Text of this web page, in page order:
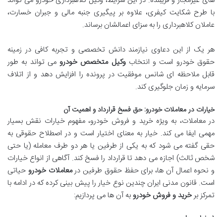
با طرح شکایت کیفری، علاوه بر پیگیری جنبه مالی و جبران خسارت،
عاملان کلاهبرداری را به سزای اعمالشان برساند.
هر یک از این دعاوی نیازمند دانش تخصصی و تجربه کافی در زمینه
حقوق خودرو است و انتخابوکیل متخصص خودرومی تواند به طور
قابل ملاحظه ای شانس موفقیت در پرونده را افزایش دهد و از اتلاف
سرمایه و زمان جلوگیری کند.
خیارات در معاملات خودرو: حق فسخ قرارداد و اهمیت آن
در معاملات، به ویژه خرید و فروش خودرو، مفهوم خیارات نقش بسیار
مهمی ایفا می کند. خیار به معنای اختیار است و در اصطلاح حقوقی به
حقی گفته می شود که به یکی از طرفین یا هر دو طرف معامله (یا حتی
شخص ثالث) اجازه می دهد تا قرارداد را فسخ کند. آگاهی از انواع خیارات
و نحوه اعمال آن ها، برای حفظ حقوق طرفین درمعاملات خودرو حیاتی
است. قانون مدنی ایران چندین نوع خیار را پیش بینی کرده که در ادامه با
تمرکز برخرید و فروش خودروبه آن ها می پردازیم: